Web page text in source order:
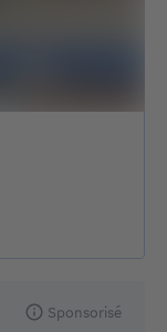
Sponsorisé